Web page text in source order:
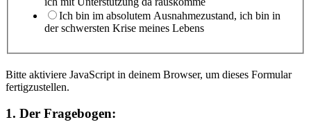
Ich bin im absolutem Ausnahmezustand, ich bin in
der schwersten Krise meines Lebens
vor,
Bitte aktiviere JavaScript in deinem Browser, um dieses Formular
fertigzustellen.
1. Der Fragebogen: